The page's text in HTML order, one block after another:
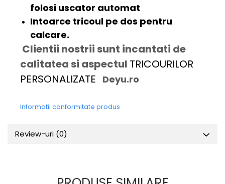
folosi uscator automat
Intoarce tricoul pe dos pentru
calcare.
Clientii nostrii sunt incantati de
calitatea si aspectul TRICOURILOR
PERSONALIZATE Deyu.ro
Informatii conformitate produs
Review-uri (0)